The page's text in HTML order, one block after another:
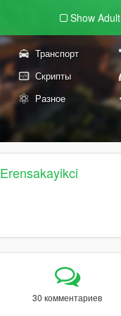
Show Adult
Транспорт
Скрипты
Разное
Erensakayikci
30 комментариев